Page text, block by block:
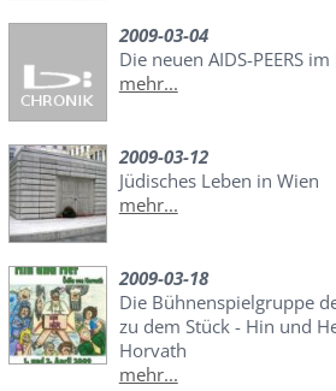
2009-03-04
Die neuen AIDS-PEERS
mehr...
2009-03-12
Jüdisches Leben in Wien
mehr...
2009-03-18
Die Bühnenspielgruppe
zu dem Stück - Hin und
Horvath
mehr...